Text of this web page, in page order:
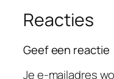
Reacties
Geef een reactie
Je e-mailadres